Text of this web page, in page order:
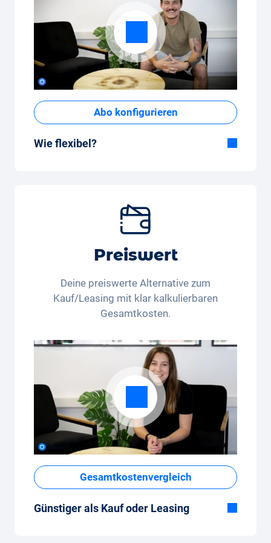
Abo konfigurieren
Wie flexibel?
Jahre fahren möchtest.
Flexible monatliche Kilometer
Ob Wenigfahrer mit 350 Kilometer pro
Monat, oder Vielfahrer mit 3’250 Kilometern
pro Monat - das Kilometerpaket lässt sich
bequem in der App anpassen.
Preiswert
Deine preiswerte Alternative zum
Kauf/Leasing mit klar kalkulierbaren
Gesamtkosten.
Gesamtkostenvergleich
Günstiger als Kauf oder Leasing